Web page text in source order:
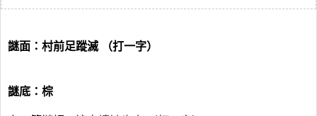
謎面：村前足蹤滅 （打一字）
謎底：棕